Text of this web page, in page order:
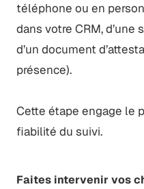
téléphone ou en
dans votre CRM,
d’un document
présence).
Cette étape engage le
fiabilité du suivi.
Faites intervenir vos